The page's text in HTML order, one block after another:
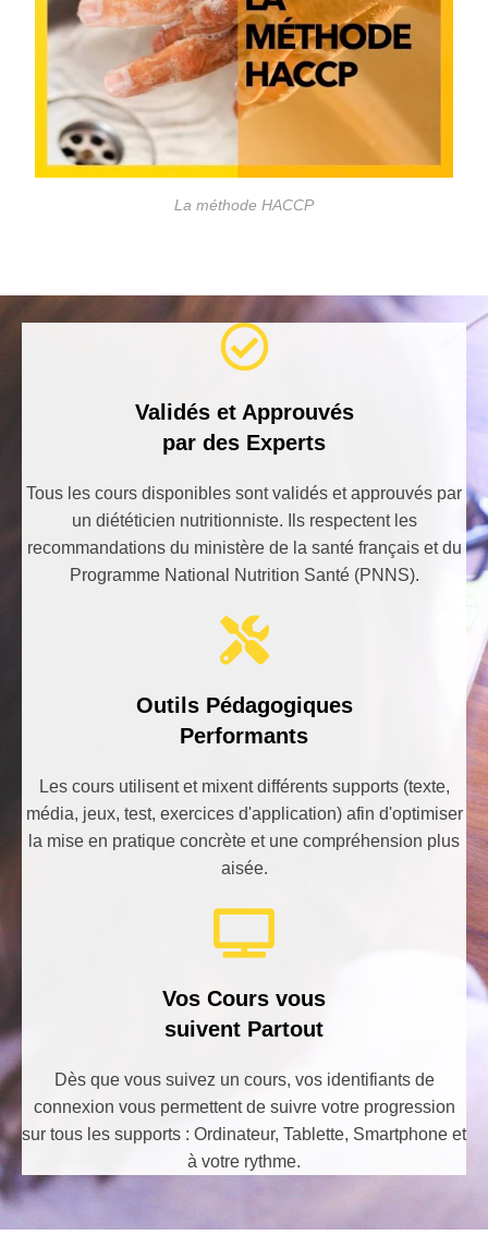
La méthode HACCP
Validés et Approuvés
par des Experts
Tous les cours disponibles sont validés et approuvés par
un diététicien nutritionniste. Ils respectent les
recommandations du ministère de la santé français et du
Programme National Nutrition Santé (PNNS).
Outils Pédagogiques
Performants
Les cours utilisent et mixent différents supports (texte,
média, jeux, test, exercices d'application) afin d'optimiser
la mise en pratique concrète et une compréhension plus
aisée.
Vos Cours vous
suivent Partout
Dès que vous suivez un cours, vos identifiants de
connexion vous permettent de suivre votre progression
sur tous les supports : Ordinateur, Tablette, Smartphone et
à votre rythme.